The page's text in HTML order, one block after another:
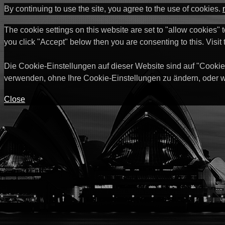
By continuing to use the site, you agree to the use of cookies.
The cookie settings on this website are set to "allow
you click "Accept" below then you are consenting to this. Visit
Die Cookie-Einstellungen auf dieser Website sind auf
verwenden, ohne Ihre Cookie-Einstellungen zu ändern,
Close